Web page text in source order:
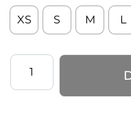
XS S M L